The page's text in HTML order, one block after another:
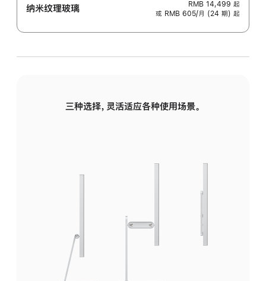
纳米纹理玻璃 RMB 14,499 起
或 RMB 605/月 (24 期) 起
三种选择，灵活适应各种使用场景。